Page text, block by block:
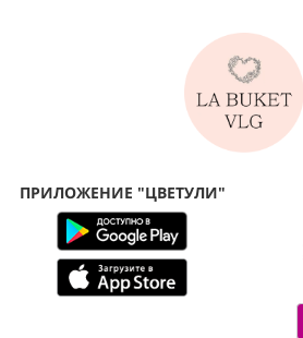
ПРИЛОЖЕНИЕ "ЦВЕТУЛИ"